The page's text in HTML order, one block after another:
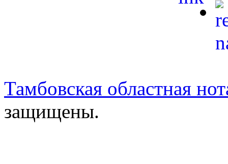
Тамбовская областная
защищены.